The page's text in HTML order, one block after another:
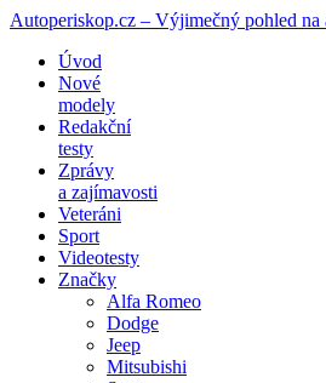
Autoperiskop.cz – Výjimečný pohled na
Přejít
obsahu
webu
Úvod
Nové
modely
Redakční
testy
Zprávy
a zajímavosti
Veteráni
Sport
Videotesty
Značky
Alfa Romeo
Dodge
Jeep
Mitsubishi